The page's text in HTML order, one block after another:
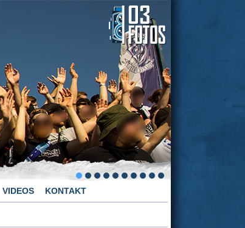
VIDEOS KONTAKT